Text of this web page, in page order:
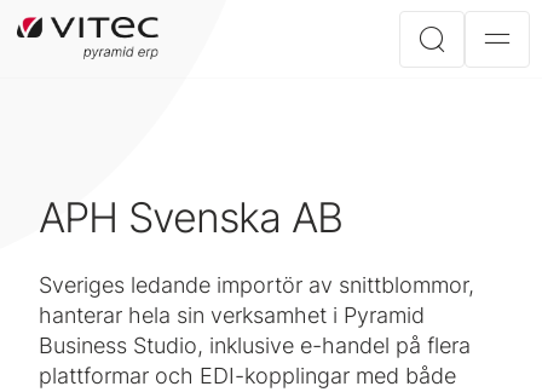
APH Svenska AB
Sveriges ledande importör av snittblommor,
hanterar hela sin verksamhet i Pyramid
Business Studio, inklusive e-handel på flera
plattformar och EDI-kopplingar med både